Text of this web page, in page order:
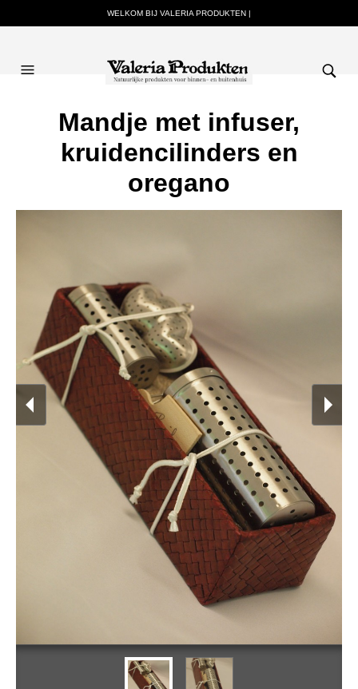
WELKOM BIJ VALERIA PRODUKTEN |
Mandje met infuser,
kruidencilinders en
oregano